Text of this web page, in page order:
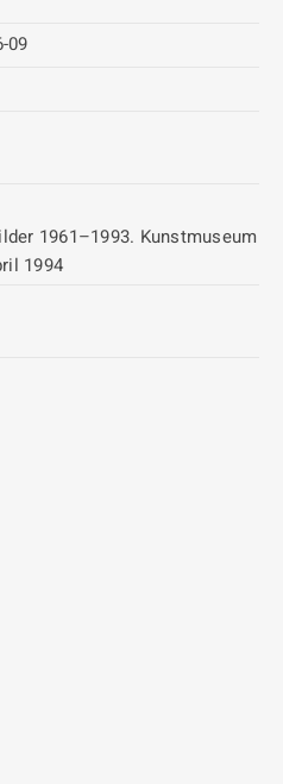
09
1961–1993. Kunstmuseum
1994